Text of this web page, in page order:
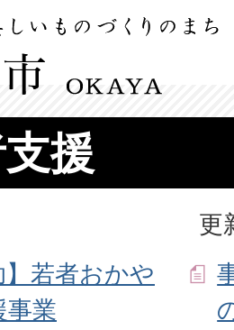
援
更
】若者おかや
事業